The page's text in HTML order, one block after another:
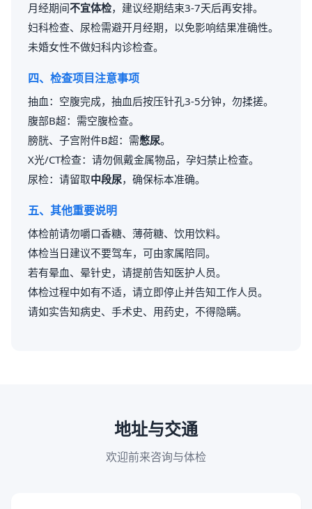
月经期间不宜体检，建议经期结束3-7天后再安排。
妇科检查、尿检需避开月经期，以免影响结果准确性。
未婚女性不做妇科内诊检查。
四、检查项目注意事项
抽血：空腹完成，抽血后按压针孔3-5分钟，勿揉搓。
腹部B超：需空腹检查。
膀胱、子宫附件B超：需憋尿。
X光/CT检查：请勿佩戴金属物品，孕妇禁止检查。
尿检：请留取中段尿，确保标本准确。
五、其他重要说明
体检前请勿嚼口香糖、薄荷糖、饮用饮料。
体检当日建议不要驾车，可由家属陪同。
若有晕血、晕针史，请提前告知医护人员。
体检过程中如有不适，请立即停止并告知工作人员。
请如实告知病史、手术史、用药史，不得隐瞒。
地址与交通
欢迎前来咨询与体检